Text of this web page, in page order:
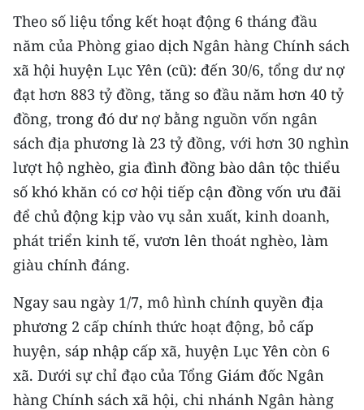
TIN MỚI
TIN ĐỊA PHƯƠNG
Trung du và miền núi phía Bắc
Đồng bằng sông Hồng
Bắc Trung Bộ
Duyên hải Nam Trung Bộ và Tây
Nguyên
Đồng bằng sông Cửu Long
Chuyên trang Hà Nội
Chuyên trang TP. Hồ Chí Minh
Theo số liệu tổng kết hoạt động 6 tháng đầu
năm của Phòng giao dịch Ngân hàng Chính sách
xã hội huyện Lục Yên (cũ): đến 30/6, tổng dư nợ
đạt hơn 883 tỷ đồng, tăng so đầu năm hơn 40 tỷ
đồng, trong đó dư nợ bằng nguồn vốn ngân
sách địa phương là 23 tỷ đồng, với hơn 30 nghìn
lượt hộ nghèo, gia đình đồng bào dân tộc thiểu
số khó khăn có cơ hội tiếp cận đồng vốn ưu đãi
để chủ động kịp vào vụ sản xuất, kinh doanh,
phát triển kinh tế, vươn lên thoát nghèo, làm
giàu chính đáng.
Ngay sau ngày 1/7, mô hình chính quyền địa
phương 2 cấp chính thức hoạt động, bỏ cấp
huyện, sáp nhập cấp xã, huyện Lục Yên còn 6
xã. Dưới sự chỉ đạo của Tổng Giám đốc Ngân
hàng Chính sách xã hội, chi nhánh Ngân hàng